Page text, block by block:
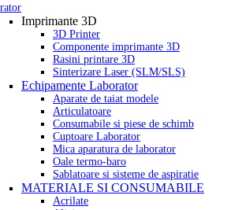
Imprimante 3D
3D Printer
Componente imprimante 3D
Rasini printare 3D
Sinterizare Laser (SLM/SLS)
Echipamente Laborator
Aparate de taiat modele
Articulatoare
Consumabile si piese de schimb
Cuptoare Laborator
Mica aparatura de laborator
Oale termo-baro
Sablatoare si sisteme de aspiratie
MATERIALE SI CONSUMABILE
Acrilate